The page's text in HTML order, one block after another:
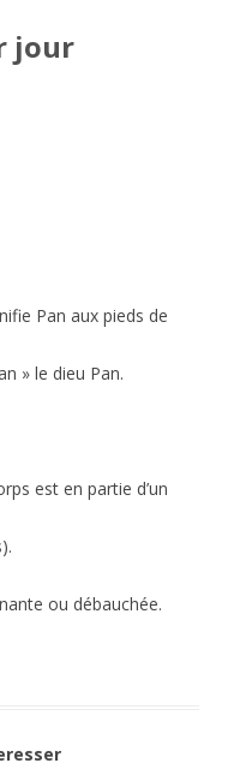
jour
au contenu principal
Pan aux pieds de
» le dieu Pan.
est en partie d’un
ou débauchée.